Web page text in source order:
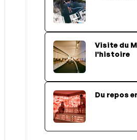
Visite du
l'histoire
Du repos